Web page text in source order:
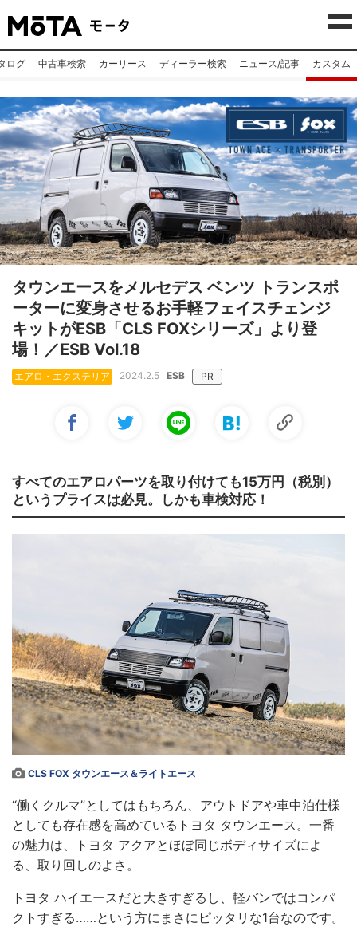
ログ 中古車検索 カーリース ディーラー検索 ニュース/記事 カスタム
タウンエースをメルセデス ベンツ トランスポ
ーターに変身させるお手軽フェイスチェンジ
キットがESB「CLS FOXシリーズ」より登
場！／ESB Vol.18
エアロ・エクステリア 2024.2.5 ESB PR
すべてのエアロパーツを取り付けても15万円（税別）
というプライスは必見。しかも車検対応！
CLS FOX タウンエース＆ライトエース
“働くクルマ”としてはもちろん、アウトドアや車中泊仕様
としても存在感を高めているトヨタ タウンエース。一番
の魅力は、トヨタ アクアとほぼ同じボディサイズによ
る、取り回しのよさ。
トヨタ ハイエースだと大きすぎるし、軽バンではコンパ
クトすぎる……という方にまさにピッタリな1台なのです。